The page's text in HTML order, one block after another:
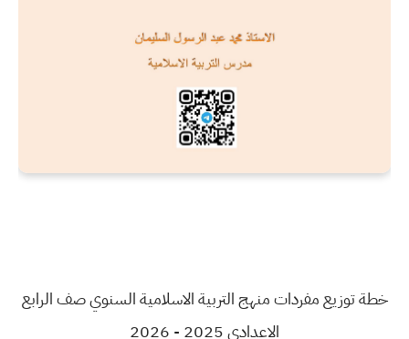
خطة توزيع مفردات منهج التربية الاسلامية السنوي صف الرابع
الاعدادي 2025 - 2026